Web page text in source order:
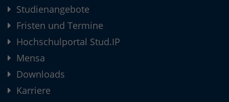
Studienangebote
Fristen und Termine
Hochschulportal Stud.IP
Mensa
Downloads
Karriere